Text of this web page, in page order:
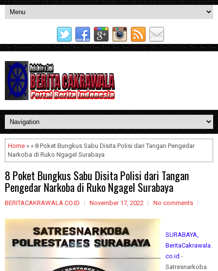
Home » » 8 Poket Bungkus Sabu Disita Polisi dari Tangan Pengedar
Narkoba di Ruko Ngagel Surabaya
8 Poket Bungkus Sabu Disita Polisi dari Tangan
Pengedar Narkoba di Ruko Ngagel Surabaya
BERITACAKRAWALA.CO.ID November 17, 2022 No comments
SURABAYA,
BeritaCakrawala.
co.id -
Satresnarkoba